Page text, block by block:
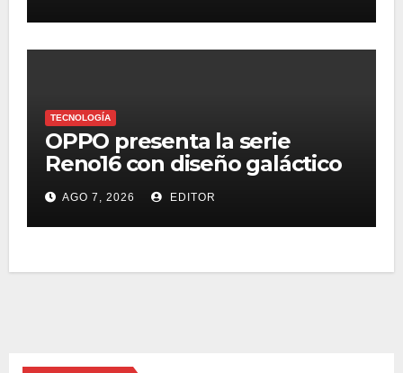
TECNOLOGÍA
OPPO presenta la serie
Reno16 con diseño galáctico
3D, zoom retrato pro 3.5x y
selfie ultra gran angular 50
MP
AGO 7, 2026 EDITOR